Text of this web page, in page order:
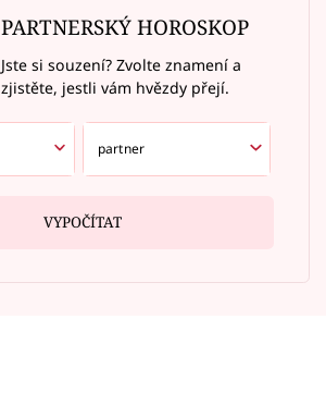
PARTNERSKÝ HOROSKOP
Jste si souzení? Zvolte znamení a
zjistěte, jestli vám hvězdy přejí.
VYPOČÍTAT